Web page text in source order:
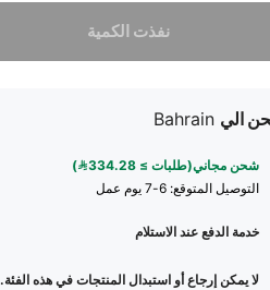
نفذت الكمية
الي Bahrain
شحن مجاني(طلبات ≥ 334.28)
التوصيل المتوقع: 6-7 يوم عمل
خدمة الدفع عند الاستلام
لا يمكن إرجاع أو استبدال المنتجات في هذه الفئة.